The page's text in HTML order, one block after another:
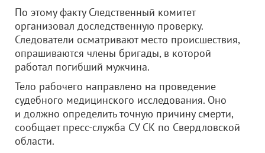
По этому факту Следственный комитет
организовал доследственную проверку.
Следователи осматривают место происшествия,
опрашиваются члены бригады, в которой
работал погибший мужчина.
Тело рабочего направлено на проведение
судебного медицинского исследования. Оно
и должно определить точную причину смерти,
сообщает пресс-служба СУ СК по Свердловской
области.